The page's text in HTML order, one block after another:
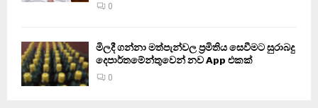
0
මිලදී ගන්නා මත්පැන්වල ප්‍රමිතිය සෙවීමට සුරාබදු
දෙපාර්තමේන්තුවෙන් නව App එකක්
0